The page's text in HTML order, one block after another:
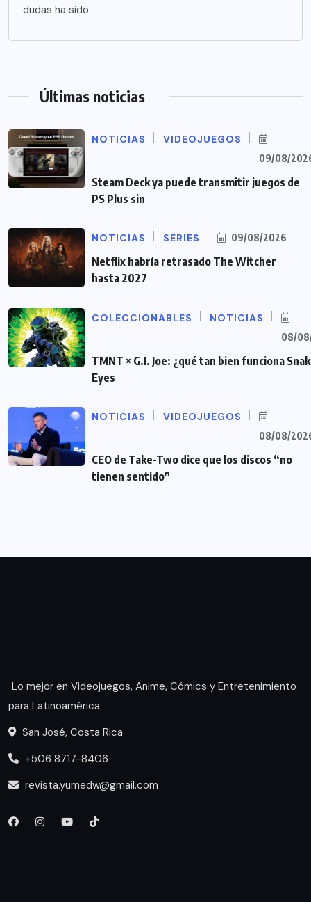
dudas ha sido
Últimas noticias
NOTICIAS VIDEOJUEGOS
09/08/
Steam Deck ya puede transmitir juegos de
PS Plus sin
NOTICIAS SERIES 09/08/2026
Netflix habría retrasado The Witcher
hasta 2027
COLECCIONABLES NOTICIAS
08/
TMNT × G.I. Joe: ¿qué tan bien funciona
Eyes
NOTICIAS VIDEOJUEGOS
08/08/
CEO de Take-Two dice que los discos “no
tienen sentido”
Lo mejor en Videojuegos, Anime, Cómics y Entretenimiento
para Latinoamérica.
San José, Costa Rica
+506 8717-8406
revista.yumedw@gmail.com